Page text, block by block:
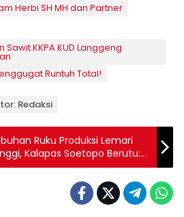
Herbi SH MH dan Partner
KKPA KUD Langgeng
Runtuh Total!
Redaksi
Ruku Produksi Lemari
Kalapas Soetopo Berutu:
Kami Berjalan Efektif